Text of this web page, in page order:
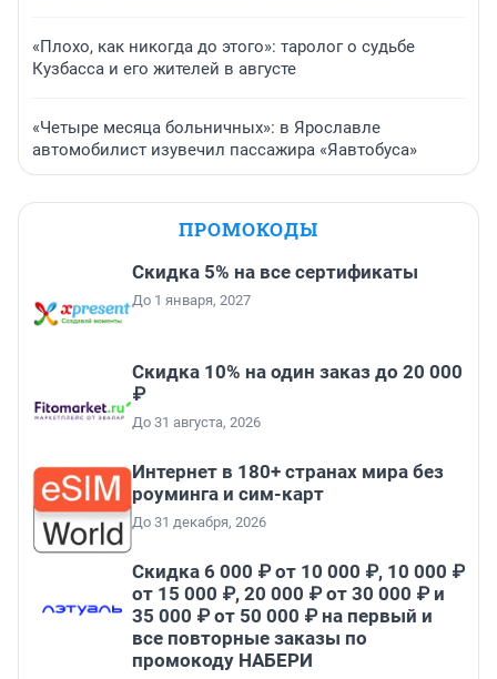
«Плохо, как никогда до этого»: таролог о судьбе
Кузбасса и его жителей в августе
«Четыре месяца больничных»: в Ярославле
автомобилист изувечил пассажира «Яавтобуса»
ПРОМОКОДЫ
Скидка 5% на все сертификаты
До 1 января, 2027
Скидка 10% на один заказ до 20 000
₽
До 31 августа, 2026
Интернет в 180+ странах мира без
роуминга и сим-карт
До 31 декабря, 2026
Скидка 6 000 ₽ от 10 000 ₽, 10 000 ₽
от 15 000 ₽, 20 000 ₽ от 30 000 ₽ и
35 000 ₽ от 50 000 ₽ на первый и
все повторные заказы по
промокоду НАБЕРИ